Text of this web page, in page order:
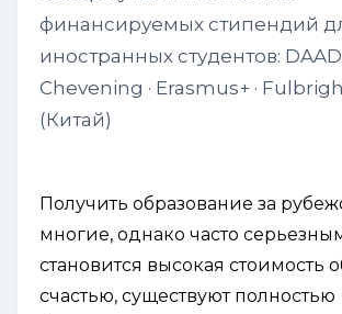
финансируемых стипендий
иностранных студентов: DAAD
Chevening · Erasmus+ ·
(Китай)
Получить образование за
многие, однако часто
становится высокая стоимость
счастью, существуют полностью